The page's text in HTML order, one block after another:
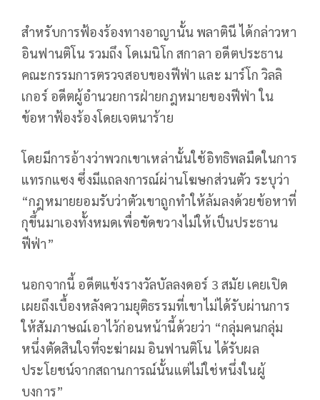
สำหรับการฟ้องร้องทางอาญานั้น พลาตินี ได้กล่าวหา
อินฟานติโน รวมถึง โดเมนิโก สกาลา อดีตประธาน
คณะกรรมการตรวจสอบของฟีฟ่า และ มาร์โก วิลลิ
เกอร์ อดีตผู้อำนวยการฝ่ายกฎหมายของฟีฟ่า ใน
ข้อหาฟ้องร้องโดยเจตนาร้าย
โดยมีการอ้างว่าพวกเขาเหล่านั้นใช้อิทธิพลมืดในการ
แทรกแซง ซึ่งมีแถลงการณ์ผ่านโฆษกส่วนตัว ระบุว่า
“กฎหมายยอมรับว่าตัวเขาถูกทำให้ล้มลงด้วยข้อหาที่
กุขึ้นมาเองทั้งหมดเพื่อขัดขวางไม่ให้เป็นประธาน
ฟีฟ่า”
นอกจากนี้ อดีตแข้งรางวัลบัลลงดอร์ 3 สมัย เคยเปิด
เผยถึงเบื้องหลังความยุติธรรมที่เขาไม่ได้รับผ่านการ
ให้สัมภาษณ์เอาไว้ก่อนหน้านี้ด้วยว่า “กลุ่มคนกลุ่ม
หนึ่งตัดสินใจที่จะฆ่าผม อินฟานติโน ได้รับผล
ประโยชน์จากสถานการณ์นั้นแต่ไม่ใช่หนึ่งในผู้
บงการ”